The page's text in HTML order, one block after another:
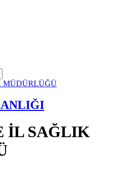
İL SAĞLIK